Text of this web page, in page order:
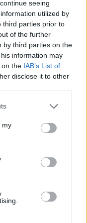
seeing
utilized by
third parties prior to
of the further
by third parties on the
information may
on the IAB’s List of
disclose it to other
my
+1 servito sul
tredicesimo